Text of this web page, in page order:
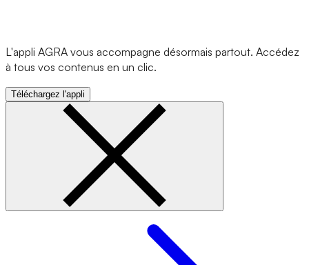
L'appli AGRA vous accompagne désormais partout. Accédez
à tous vos contenus en un clic.
Téléchargez l'appli